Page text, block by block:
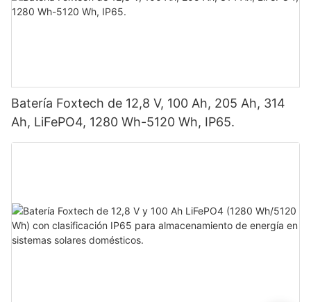
Batería Foxtech de 12,8 V, 100 Ah, 205 Ah, 314
Ah, LiFePO4, 1280 Wh-5120 Wh, IP65.